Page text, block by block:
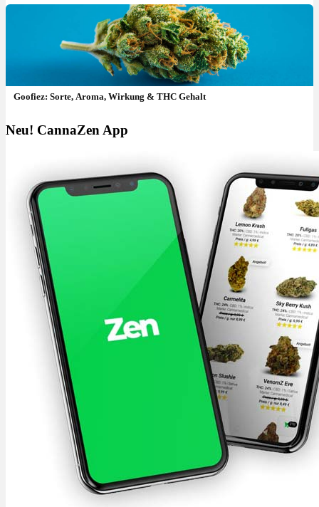
Goofiez: Sorte, Aroma, Wirkung & THC Gehalt
Neu! CannaZen App